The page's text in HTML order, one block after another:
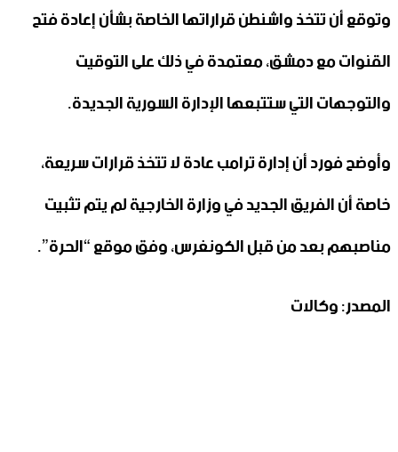
وتوقع أن تتخذ واشنطن قراراتها الخاصة بشأن إعادة فتح
القنوات مع دمشق، معتمدة في ذلك على التوقيت
والتوجهات التي ستتبعها الإدارة السورية الجديدة.
وأوضح فورد أن إدارة ترامب عادة لا تتخذ قرارات سريعة،
خاصة أن الفريق الجديد في وزارة الخارجية لم يتم تثبيت
مناصبهم بعد من قبل الكونغرس، وفق موقع “الحرة”.
المصدر: وكالات